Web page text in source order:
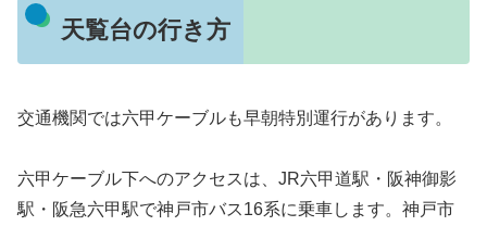
天覧台の行き方
交通機関では六甲ケーブルも早朝特別運行があります。
六甲ケーブル下へのアクセスは、JR六甲道駅・阪神御影
駅・阪急六甲駅で神戸市バス16系に乗車します。神戸市